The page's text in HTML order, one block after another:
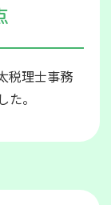
税理士事務
。